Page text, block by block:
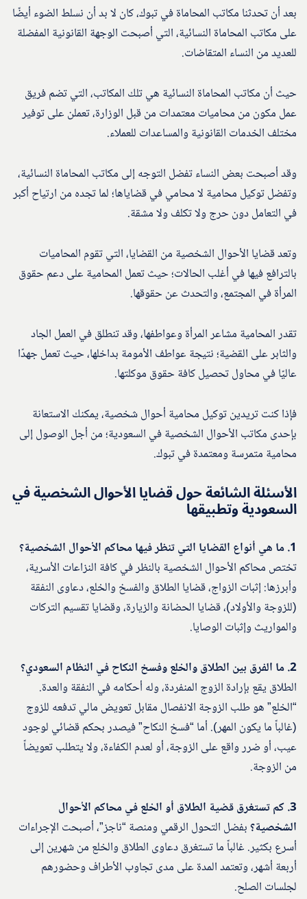
بعد أن تحدثنا مكاتب المحاماة في تبوك، كان لا بد أن نسلط الضوء أيضًا
على مكاتب المحاماة النسائية، التي أصبحت الوجهة القانونية المفضلة
للعديد من النساء المتقاضات.
حيث أن مكاتب المحاماة النسائية هي تلك المكاتب، التي تضم فريق
عمل مكون من محاميات معتمدات من قبل الوزارة، تعملن على توفير
مختلف الخدمات القانونية والمساعدات للعملاء.
وقد أصبحت بعض النساء تفضل التوجه إلى مكاتب المحاماة النسائية،
وتفضل توكيل محامية لا محامي في قضاياها؛ لما تجده من ارتياح أكبر
في التعامل دون حرج ولا تكلف ولا مشقة.
وتعد قضايا الأحوال الشخصية من القضايا، التي تقوم المحاميات
بالترافع فيها في أغلب الحالات؛ حيث تعمل المحامية على دعم حقوق
المرأة في المجتمع، والتحدث عن حقوقها.
تقدر المحامية مشاعر المرأة وعواطفها، وقد تنطلق في العمل الجاد
والثابر على القضية؛ نتيجة عواطف الأمومة بداخلها، حيث تعمل جهدًا
عاليًا في محاول تحصيل كافة حقوق موكلتها.
فإذا كنت تريدين توكيل محامية أحوال شخصية، يمكنك الاستعانة
بإحدى مكاتب الأحوال الشخصية في السعودية؛ من أجل الوصول إلى
محامية متمرسة ومعتمدة في تبوك.
الأسئلة الشائعة حول قضايا الأحوال الشخصية في
السعودية وتطبيقها
1. ما هي أنواع القضايا التي تنظر فيها محاكم الأحوال الشخصية؟
تختص محاكم الأحوال الشخصية بالنظر في كافة النزاعات الأسرية،
وأبرزها: إثبات الزواج، قضايا الطلاق والفسخ والخلع، دعاوى النفقة
(للزوجة والأولاد)، قضايا الحضانة والزيارة، وقضايا تقسيم التركات
والمواريث وإثبات الوصايا.
2. ما الفرق بين الطلاق والخلع وفسخ النكاح في النظام السعودي؟
الطلاق يقع بإرادة الزوج المنفردة، وله أحكامه في النفقة والعدة.
“الخلع” هو طلب الزوجة الانفصال مقابل تعويض مالي تدفعه للزوج
(غالباً ما يكون المهر). أما “فسخ النكاح” فيصدر بحكم قضائي لوجود
عيب، أو ضرر واقع على الزوجة، أو لعدم الكفاءة، ولا يتطلب تعويضاً
من الزوجة.
3. كم تستغرق قضية الطلاق أو الخلع في محاكم الأحوال
الشخصية؟بفضل التحول الرقمي ومنصة “ناجز”، أصبحت الإجراءات
أسرع بكثير. غالباً ما تستغرق دعاوى الطلاق والخلع من شهرين إلى
أربعة أشهر، وتعتمد المدة على مدى تجاوب الأطراف وحضورهم
لجلسات الصلح.